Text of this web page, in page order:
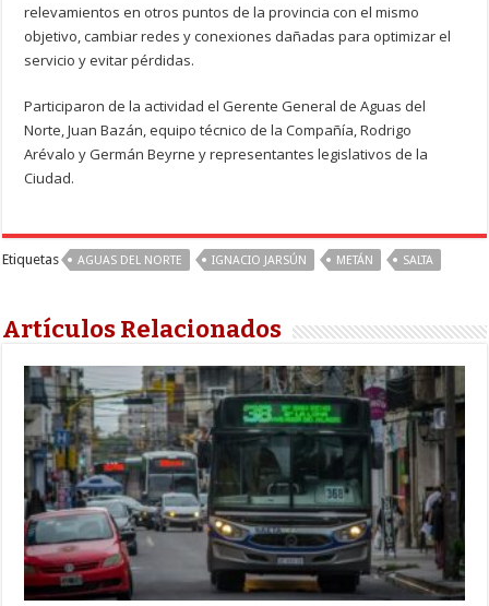
relevamientos en otros puntos de la provincia con el mismo
objetivo, cambiar redes y conexiones dañadas para optimizar el
servicio y evitar pérdidas.
Participaron de la actividad el Gerente General de Aguas del
Norte, Juan Bazán, equipo técnico de la Compañía, Rodrigo
Arévalo y Germán Beyrne y representantes legislativos de la
Ciudad.
Etiquetas AGUAS DEL NORTE IGNACIO JARSÚN METÁN SALTA
Artículos Relacionados